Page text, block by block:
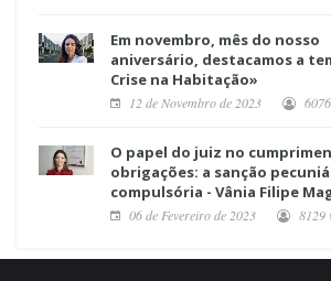
Em novembro, mês do nosso
aniversário, destacamos a
Crise na Habitação»
12 de Novembro de 2023
O papel do juiz no
obrigações: a sanção
compulsória - Vânia Filipe
06 de Fevereiro de 2023 8129